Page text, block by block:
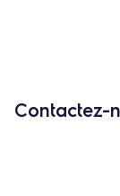
Contactez-